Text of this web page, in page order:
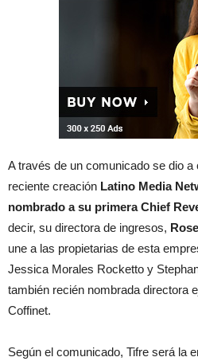
A través de un comunicado se dio
reciente creación Latino Media
nombrado a su primera Chief
decir, su directora de ingresos,
une a las propietarias de esta
Jessica Morales Rocketto y
también recién nombrada directora
Coffinet.
Según el comunicado, Tifre será la